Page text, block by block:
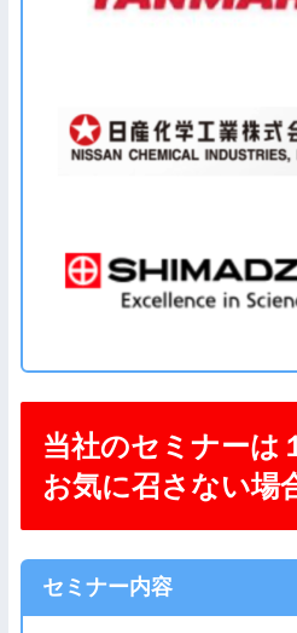
当社のセミナーは
お気に召さない場
セミナー内容